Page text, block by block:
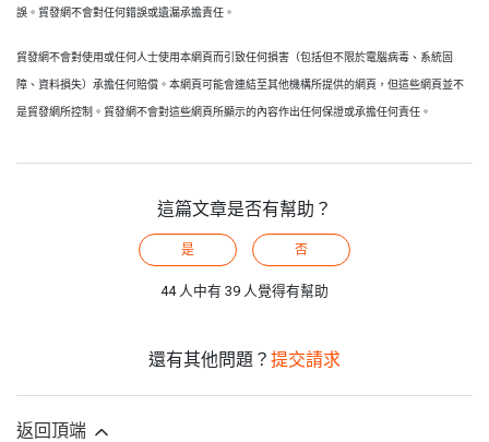
誤。貿發網不會對任何錯誤或遺漏承擔責任。
貿發網不會對使用或任何人士使用本網頁而引致任何損害（包括但不限於電腦病毒、系統固
障、資料損失）承擔任何賠償。本網頁可能會連結至其他機構所提供的網頁，但這些網頁並不
是貿發網所控制。貿發網不會對這些網頁所顯示的內容作出任何保證或承擔任何責任。
這篇文章是否有幫助？
是 否
44 人中有 39 人覺得有幫助
還有其他問題？ 提交請求
返回頂端